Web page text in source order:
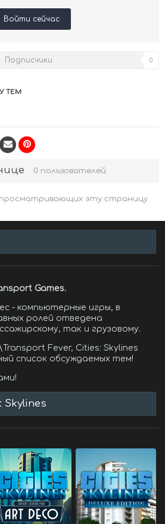
Войти сейчас
Подписчики 0
ТЕМ
0 пользователей
эту страницу
Games.
- компьютерные игры, в
ролей отведена
так и грузовому.
Fever, Cities: Skylines
список обсуждаемых тем!
Skylines